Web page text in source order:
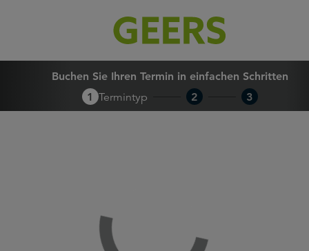
Buchen Sie Ihren Termin in
Buchen Sie Ihren Termin in einfachen Schritten
1 Termintyp 2 3
Loading...